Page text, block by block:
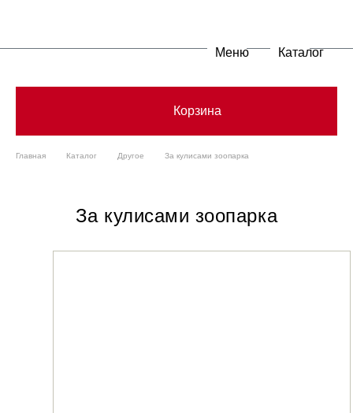
Меню Каталог
Корзина
Главная Каталог Другое За кулисами зоопарка
За кулисами зоопарка